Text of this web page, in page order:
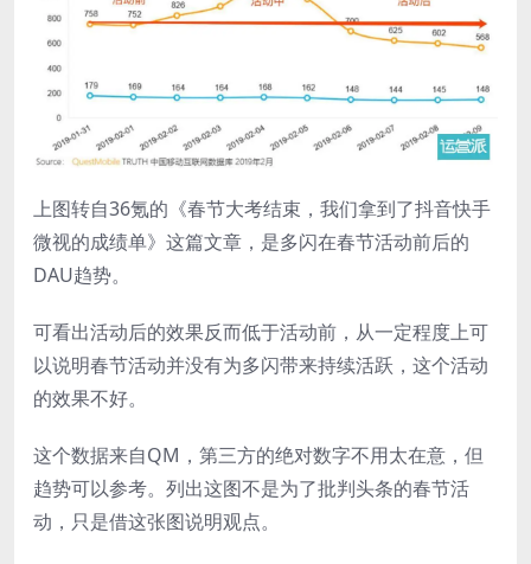
上图转自36氪的《春节大考结束，我们拿到了抖音快手
微视的成绩单》这篇文章，是多闪在春节活动前后的
DAU趋势。
可看出活动后的效果反而低于活动前，从一定程度上可
以说明春节活动并没有为多闪带来持续活跃，这个活动
的效果不好。
这个数据来自QM，第三方的绝对数字不用太在意，但
趋势可以参考。列出这图不是为了批判头条的春节活
动，只是借这张图说明观点。